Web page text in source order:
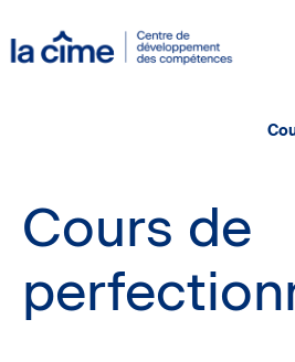
Cime
Cours de